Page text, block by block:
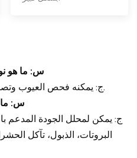
س: ما هو
ج: يمكنه فحص العيوب وتصنيف الجودة لسلسلة المكسرات.
س: ما
ج: يمكن لمحلل الجودة المدعم
البروتات، الذبول، تآكل